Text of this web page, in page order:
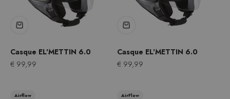
Casque EL'METTIN 6.0
Prix après remise
€ 99,99
Casque EL'METTIN 6.0
Prix après remise
€ 99,99
Airflow AirFlow